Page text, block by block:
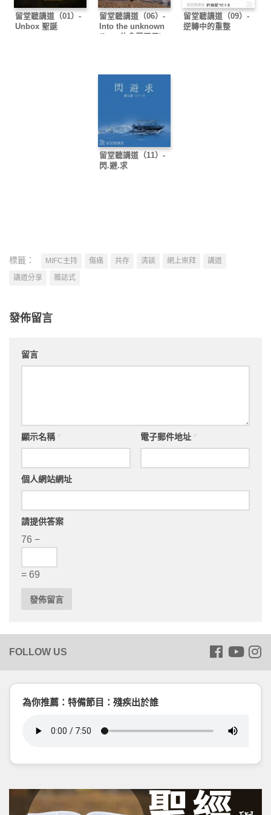
留堂聽講道（01）-
Unbox 聖誕
留堂聽講道（06）-
Into the unknown
(feat. 約拿單王子)
留堂聽講道（09）-
逆轉中的重整
留堂聽講道（11）-
閃.避.求
標籤： MIFC主持 傷痛 共存 清談 網上崇拜
講道
講道分享
雜誌式
發佈留言
留言
顯示名稱 電子郵件地址
個人網站網址
請提供答案
76 −
= 69
為你推薦：特備節目：殘疾出於誰